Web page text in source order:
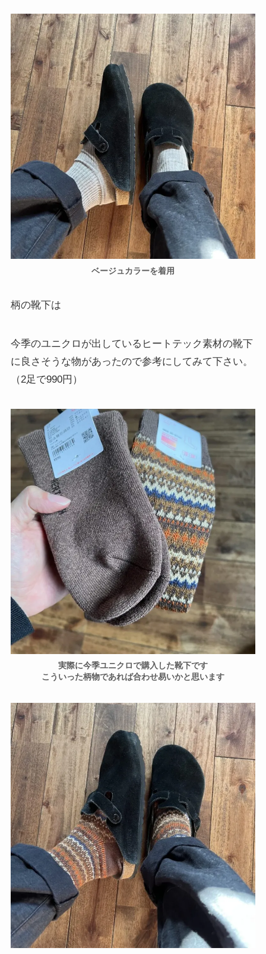
ベージュカラーを着用
柄の靴下は
今季のユニクロが出しているヒートテック素材の靴下
に良さそうな物があったので参考にしてみて下さい。
（2足で990円）
実際に今季ユニクロで購入した靴下です
こういった柄物であれば合わせ易いかと思います